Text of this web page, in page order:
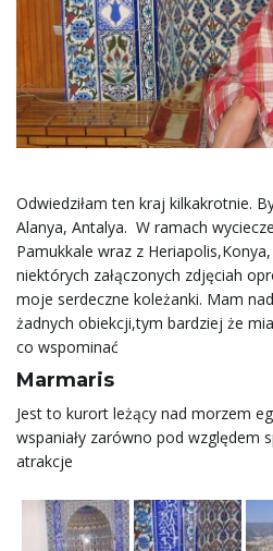
Odwiedziłam ten kraj kilkakrotnie.
Alanya, Antalya. W ramach
Pamukkale wraz z
niektórych załączonych zdjęciah
moje serdeczne koleżanki. Mam
żadnych obiekcji,tym bardziej że
co wspominać
Marmaris
Jest to kurort leżący nad morzem
wspaniały zarówno pod względem
atrakcje